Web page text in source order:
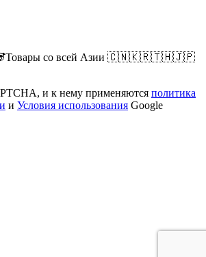
🐼Товары со всей Азии 🇨🇳🇰🇷🇹🇭🇯🇵
и к нему применяются политика
и Условия использования Google